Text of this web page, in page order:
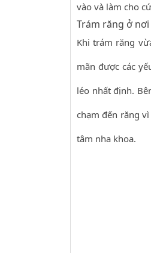
vào và làm cho
Trám răng ở
Khi trám răng
mãn được các
léo nhất định.
chạm đến răng
tâm nha khoa.